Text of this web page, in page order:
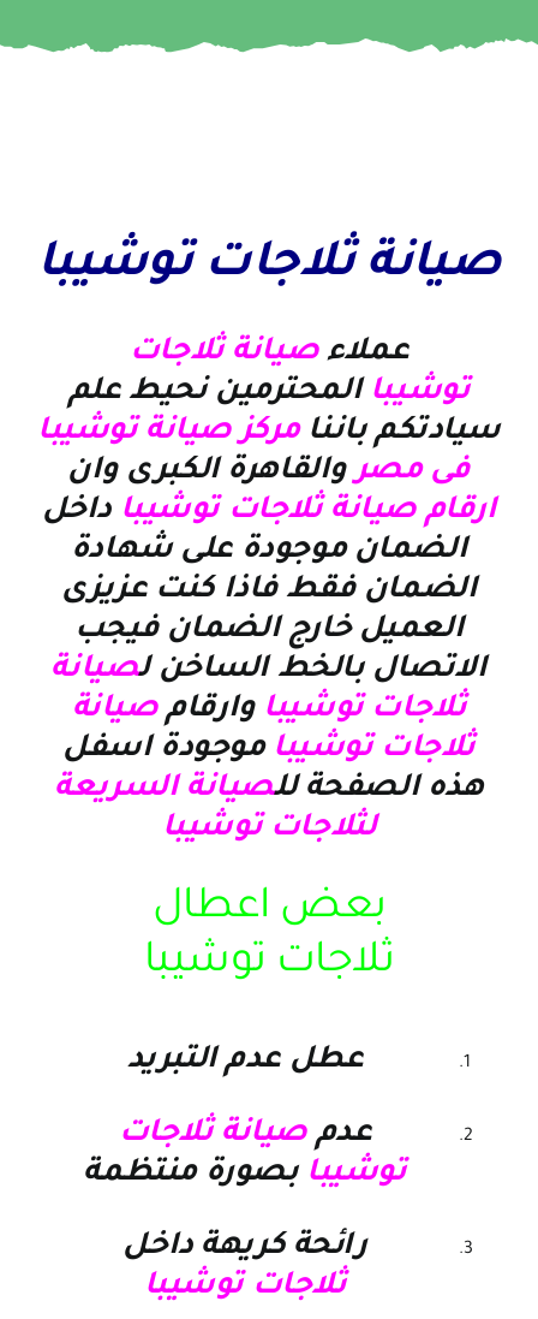
صيانة ثلاجات توشيبا
عملاء صيانة ثلاجات
توشيبا المحترمين نحيط علم
سيادتكم باننامركز صيانة توشيبا
فى مصروالقاهرة الكبرى وان
ارقام صيانة ثلاجات توشيبا داخل
الضمان موجودة على شهادة
الضمان فقط فاذا كنت عزيزى
العميل خارج الضمان فيجب
الاتصال بالخط الساخن لصيانة
ثلاجات توشيباوارقامصيانة
ثلاجات توشيباموجودة اسفل
هذه الصفحة للصيانة السريعة
لثلاجات توشيبا
بعض اعطال
ثلاجات توشيبا
عطل عدم التبريد
عدم صيانة ثلاجات
توشيبا بصورة منتظمة
رائحة كريهة داخل
ثلاجات توشيبا